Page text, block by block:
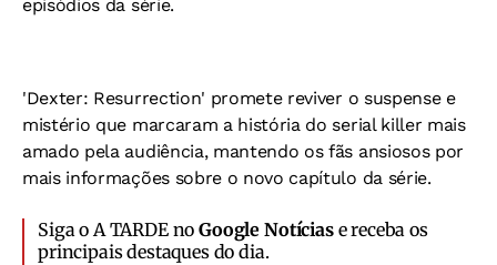
episódios da série.
'Dexter: Resurrection' promete reviver o suspense e
mistério que marcaram a história do serial killer mais
amado pela audiência, mantendo os fãs ansiosos por
mais informações sobre o novo capítulo da série.
Siga o A TARDE noGoogle Notíciase receba os
principais destaques do dia.